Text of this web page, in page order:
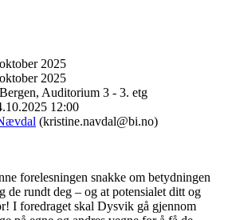
2025
2025
Auditorium 3 - 3. etg
12:00
(kristine.navdal@bi.no)
forelesningen snakke om betydningen
de rundt deg – og at potensialet ditt og
I foredraget skal Dysvik gå gjennom